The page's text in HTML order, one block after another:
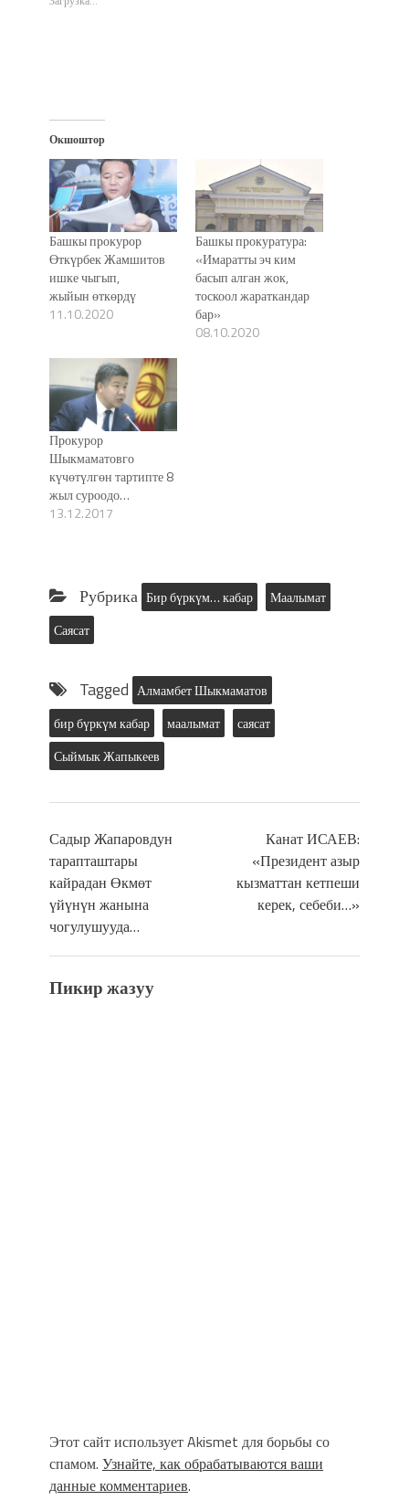
Окшоштор
Башкы прокурор
Өткүрбек Жамшитов
ишке чыгып,
жыйын өткөрдү
11.10.2020
Башкы прокуратура:
«Имаратты эч ким
басып алган жок,
тоскоол жараткандар
бар»
08.10.2020
Прокурор
Шыкмаматовго
күчөтүлгөн тартипте 8
жыл суроодо…
13.12.2017
Рубрика Бир бүркүм… кабар
Маалымат
Саясат
Tagged Алмамбет Шыкмаматов
бир бүркүм кабар
маалымат
саясат
Сыймык Жапыкеев
Садыр Жапаровдун
тарапташтары
кайрадан Өкмөт
үйүнүн жанына
чогулушууда…
Канат ИСАЕВ:
«Президент азыр
кызматтан кетпеши
керек, себеби…»
Пикир жазуу
Этот сайт использует Akismet для борьбы со
спамом. Узнайте, как обрабатываются ваши
данные комментариев.